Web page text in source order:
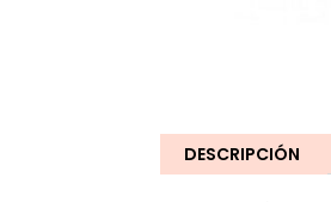
DESCRIPCIÓN